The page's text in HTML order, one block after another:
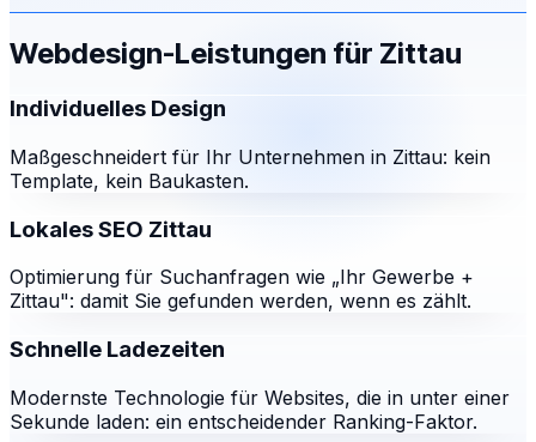
Webdesign-Leistungen für Zittau
Individuelles Design
Maßgeschneidert für Ihr Unternehmen in Zittau: kein
Template, kein Baukasten.
Lokales SEO Zittau
Optimierung für Suchanfragen wie „Ihr Gewerbe +
Zittau": damit Sie gefunden werden, wenn es zählt.
Schnelle Ladezeiten
Modernste Technologie für Websites, die in unter einer
Sekunde laden: ein entscheidender Ranking-Faktor.